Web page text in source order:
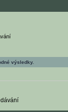
výsledky.